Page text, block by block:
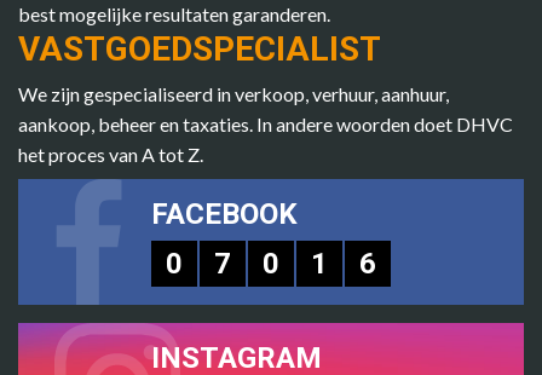
best mogelijke resultaten garanderen.
VASTGOEDSPECIALIST
We zijn gespecialiseerd in verkoop, verhuur, aanhuur,
aankoop, beheer en taxaties. In andere woorden doet DHVC
het proces van A tot Z.
FACEBOOK
0
7 0 1 6
INSTAGRAM